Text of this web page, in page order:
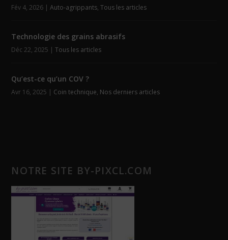
Fév 4, 2026 |Auto-agrippants,Tous les articles
Technologie des grains abrasifs
Déc 22, 2025 |Tous les articles
Qu’est-ce qu’un COV ?
Avr 16, 2025 | Coin technique, Nos derniers articles
NOTRE SITE BY-PIXCL.COM